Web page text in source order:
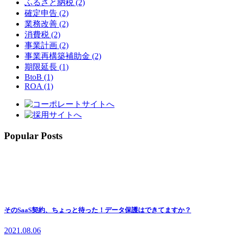
ふるさと納税 (2)
確定申告 (2)
業務改善 (2)
消費税 (2)
事業計画 (2)
事業再構築補助金 (2)
期限延長 (1)
BtoB (1)
ROA (1)
Popular Posts
そのSaaS契約、ちょっと待った！データ保護はできてますか？
2021.08.06